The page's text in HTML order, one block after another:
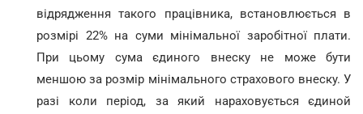
відрядження такого працівника, встановлюється в
розмірі 22% на суми мінімальної заробітної плати.
При цьому сума єдиного внеску не може бути
меншою за розмір мінімального страхового внеску. У
разі коли період, за який нараховується єдиной